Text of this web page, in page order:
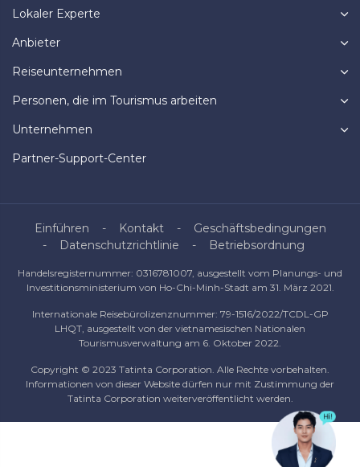
Lokaler Experte
Anbieter
Reiseunternehmen
Personen, die im Tourismus arbeiten
Unternehmen
Partner-Support-Center
Einführen Kontakt
Geschäftsbedingungen
Datenschutzrichtlinie
Betriebsordnung
Handelsregisternummer: 0316781007, ausgestellt vom Planungs- und
Investitionsministerium von Ho-Chi-Minh-Stadt am 31. März 2021.
Internationale Reisebürolizenznummer: 79-1516/2022/TCDL-GP
LHQT, ausgestellt von der vietnamesischen Nationalen
Tourismusverwaltung am 6. Oktober 2022.
Copyright © 2023 Tatinta Corporation. Alle Rechte vorbehalten.
Informationen von dieser Website dürfen nur mit Zustimmung der
Tatinta Corporation weiterveröffentlicht werden.